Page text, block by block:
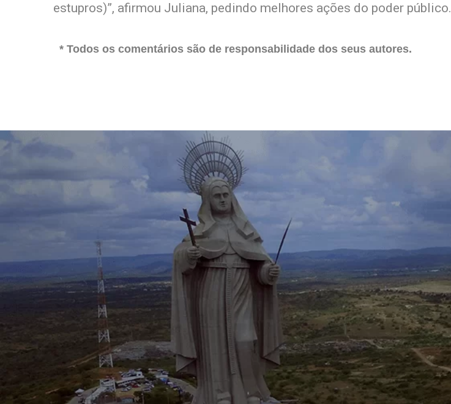
estupros)”, afirmou Juliana, pedindo melhores ações do poder público.
* Todos os comentários são de responsabilidade dos seus autores.